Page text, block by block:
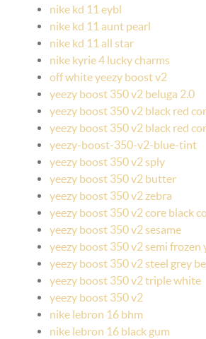
nike kd 11 eybl
nike kd 11 aunt pearl
nike kd 11 all star
nike kyrie 4 lucky charms
off white yeezy boost v2
yeezy boost 350 v2 beluga 2.0
yeezy boost 350 v2 black red
yeezy boost 350 v2 black red
yeezy-boost-350-v2-blue-tint
yeezy boost 350 v2 sply
yeezy boost 350 v2 butter
yeezy boost 350 v2 zebra
yeezy boost 350 v2 core black
yeezy boost 350 v2 sesame
yeezy boost 350 v2 semi frozen
yeezy boost 350 v2 steel grey
yeezy boost 350 v2 triple white
yeezy boost 350 v2
nike lebron 16 bhm
nike lebron 16 black gum